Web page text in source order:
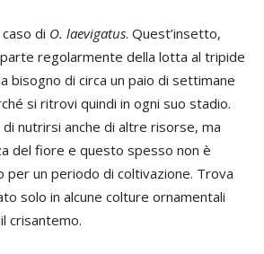
di O. laevigatus. Quest’insetto,
regolarmente della lotta al tripide
bisogno di circa un paio di settimane
si ritrovi quindi in ogni suo stadio.
nutrirsi anche di altre risorse, ma
del fiore e questo spesso non è
per un periodo di coltivazione. Trova
solo in alcune colture ornamentali
crisantemo.